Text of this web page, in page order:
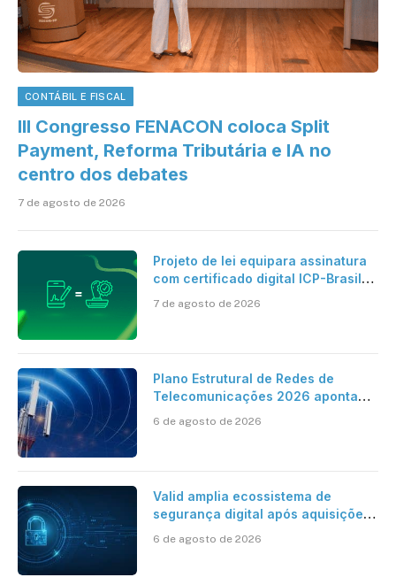
CONTÁBIL E FISCAL
III Congresso FENACON coloca Split
Payment, Reforma Tributária e IA no
centro dos debates
7 de agosto de 2026
Projeto de lei equipara assinatura
com certificado digital ICP-Brasil
cartório
7 de agosto de 2026
Plano Estrutural de Redes de
Telecomunicações 2026 aponta
mantém desafio
6 de agosto de 2026
Valid amplia ecossistema de
segurança digital após aquisições
6 de agosto de 2026